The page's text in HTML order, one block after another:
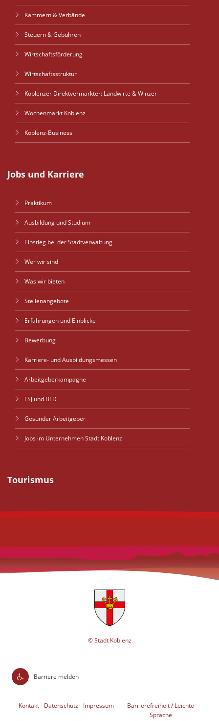
Kammern & Verbände
Steuern & Gebühren
Wirtschaftsförderung
Wirtschaftsstruktur
Koblenzer Direktvermarkter: Landwirte & Winzer
Wochenmarkt Koblenz
Koblenz-Business
Jobs und Karriere
Praktikum
Ausbildung und Studium
Einstieg bei der Stadtverwaltung
Wer wir sind
Was wir bieten
Stellenangebote
Erfahrungen und Einblicke
Bewerbung
Karriere- und Ausbildungsmessen
Arbeitgeberkampagne
FSJ und BFD
Gesunder Arbeitgeber
Jobs im Unternehmen Stadt Koblenz
Tourismus
© Stadt Koblenz
Barriere melden
Kontakt Datenschutz Impressum
Barrierefreiheit / Leichte
Sprache